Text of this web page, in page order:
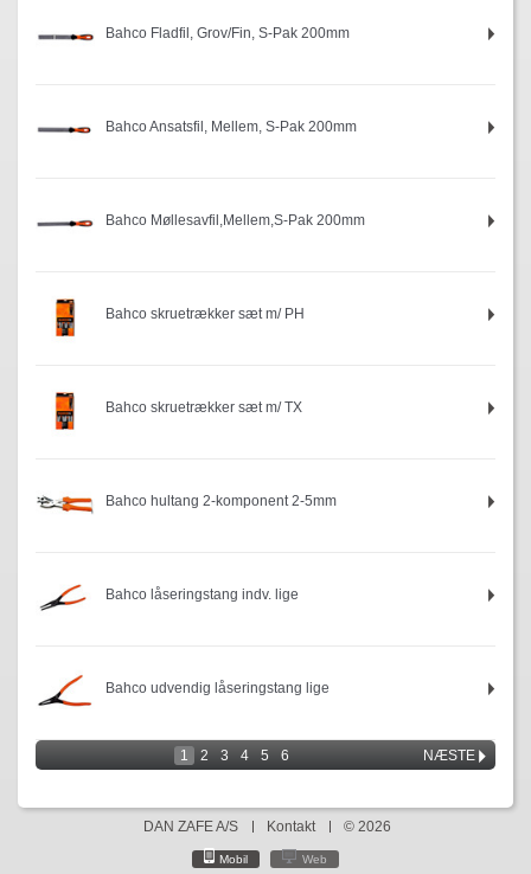
Bahco Fladfil, Grov/Fin, S-Pak 200mm
Bahco Ansatsfil, Mellem, S-Pak 200mm
Bahco Møllesavfil,Mellem,S-Pak 200mm
Bahco skruetrækker sæt m/ PH
Bahco skruetrækker sæt m/ TX
Bahco hultang 2-komponent 2-5mm
Bahco låseringstang indv. lige
Bahco udvendig låseringstang lige
NÆSTE
1 2 3 4 5 6
DAN ZAFE A/S Kontakt © 2026
Mobil Web